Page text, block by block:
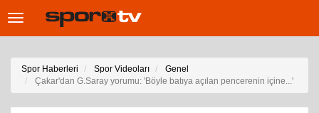
Toggle
Spor Haberleri Spor Videoları
Genel
Çakar'dan G.Saray yorumu: 'Böyle batıya açılan pencerenin içine...'